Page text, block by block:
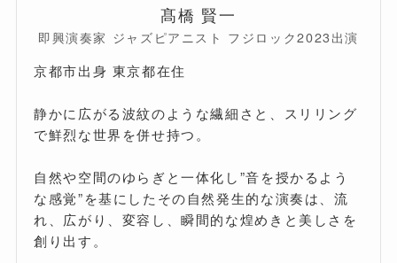
髙橋 賢一
即興演奏家 ジャズピアニスト フジロック2023出演
京都市出身 東京都在住
静かに広がる波紋のような繊細さと、スリリング
で鮮烈な世界を併せ持つ。
自然や空間のゆらぎと一体化し”音を授かるよう
な感覚”を基にしたその自然発生的な演奏は、流
れ、広がり、変容し、瞬間的な煌めきと美しさを
創り出す。